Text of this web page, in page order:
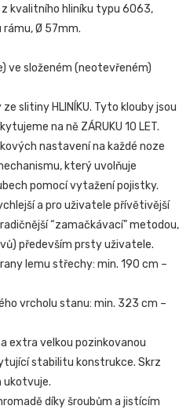
kvalitního hliníku typu 6063,
Ø 57mm.
ve složeném (neotevřeném)
slitiny HLINÍKU. Tyto klouby jsou
na ně ZÁRUKU 10 LET.
nastavení na každé noze
který uvolňuje
pomocí vytažení pojistky.
a pro uživatele přívětivější
“zamačkávací” metodou,
především prsty uživatele.
lemu střechy: min. 190 cm –
vrcholu stanu: min. 323 cm –
extra velkou pozinkovanou
stabilitu konstrukce. Skrz
díky šroubům a jistícím